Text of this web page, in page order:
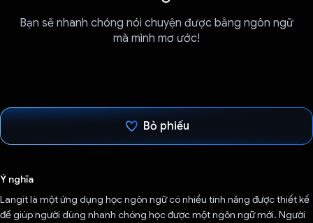
Bạn sẽ nhanh chóng nói chuyện được bằng ngôn ngữ
mà mình mơ ước!
Bỏ phiếu
Ý nghĩa
Langit là một ứng dụng học ngôn ngữ có nhiều tính năng được thiết kế
để giúp người dùng nhanh chóng học được một ngôn ngữ mới. Người